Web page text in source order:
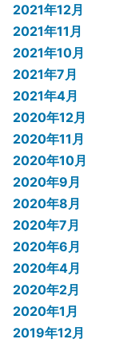
2021年12月
2021年11月
2021年10月
2021年7月
2021年4月
2020年12月
2020年11月
2020年10月
2020年9月
2020年8月
2020年7月
2020年6月
2020年4月
2020年2月
2020年1月
2019年12月